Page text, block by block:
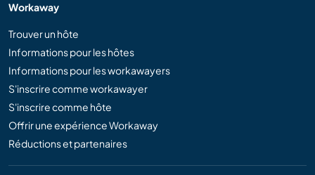
Workaway
Trouver un hôte
Informations pour les hôtes
Informations pour les workawayers
S'inscrire comme workawayer
S'inscrire comme hôte
Offrir une expérience Workaway
Réductions et partenaires